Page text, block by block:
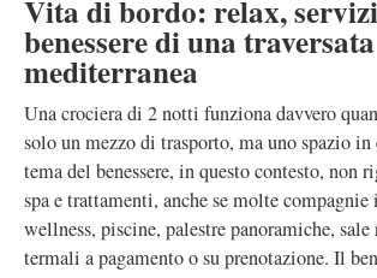
Vita di bordo: relax,
benessere di una traversata
mediterranea
Una crociera di 2 notti funziona davvero
solo un mezzo di trasporto, ma uno spazio in
tema del benessere, in questo contesto, non
spa e trattamenti, anche se molte compagnie
wellness, piscine, palestre panoramiche, sale
termali a pagamento o su prenotazione. Il